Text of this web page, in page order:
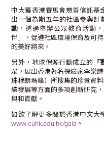
中大獲香港賽馬會慈善信託基
出一個為期五年的社區參與
動 ，透過舉辦公眾教育活動
伴」，促進社區環境保育及可
的美好將來。
另外，地球保源行動成立的
眾，展出香港著名探險家李樂
珠穆朗瑪峰）所搜集的珍貴資
續發展等方面的多項創新研究
與和貢獻。
如欲了解更多關於香港中文大
www.cuhk.edu.hk/gaia 。